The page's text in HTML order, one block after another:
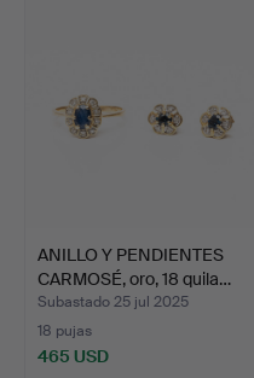
ANILLO Y PENDIENTES
CARMOSÉ, oro, 18 quila…
Subastado 25 jul 2025
18 pujas
465 USD